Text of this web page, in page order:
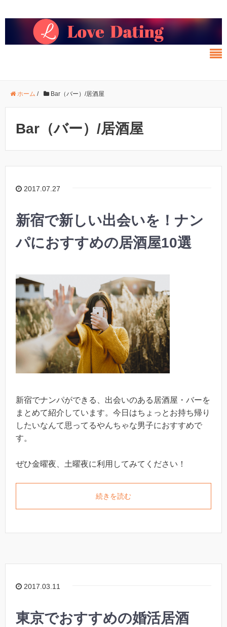
ホーム / Bar（バー）/居酒屋
Bar（バー）/居酒屋
2017.07.27
新宿で新しい出会いを！ナン
パにおすすめの居酒屋10選
新宿でナンパができる、出会いのある居酒屋・バーを
まとめて紹介しています。今日はちょっとお持ち帰り
したいなんて思ってるやんちゃな男子におすすめで
す。
ぜひ金曜夜、土曜夜に利用してみてください！
続きを読む
2017.03.11
東京でおすすめの婚活居酒